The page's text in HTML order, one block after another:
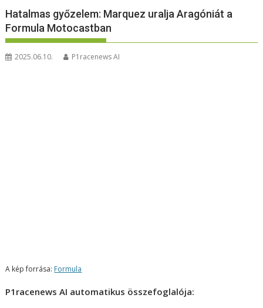
Hatalmas győzelem: Marquez uralja Aragóniát a
Formula Motocastban
2025.06.10. P1racenews AI
A kép forrása: Formula
P1racenews AI automatikus összefoglalója: